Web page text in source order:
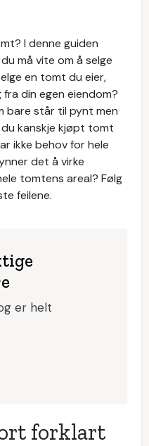
I denne guiden
må vite om å selge
en tomt du eier,
din egen eiendom?
bare står til pynt men
kanskje kjøpt tomt
ikke behov for hele
det å virke
tomtens areal? Følg
feilene.
er helt
forklart